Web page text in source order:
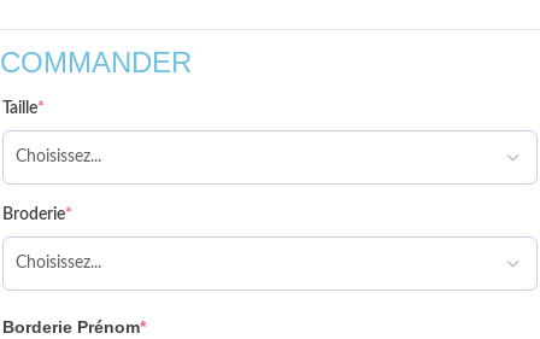
COMMANDER
Taille*
Broderie*
Borderie Prénom*